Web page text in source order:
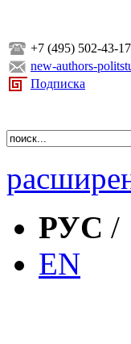
+7 (495) 502-43-17
new-authors-
Подписка
РУС /
EN